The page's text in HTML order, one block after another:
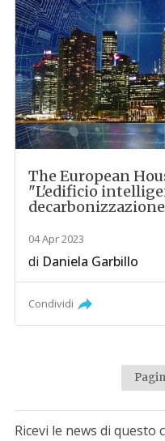
The European
"L'edificio
04 Apr 2023
di Daniela Garbillo
Condividi
Ricevi le news di questo